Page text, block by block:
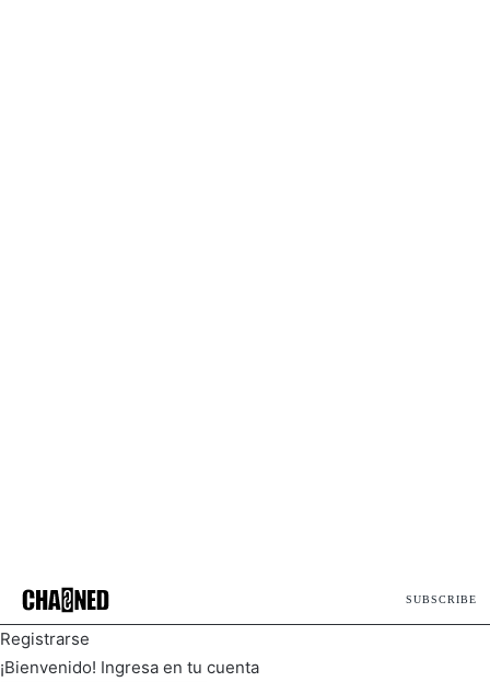
SUBSCRIBE
Registrarse
¡Bienvenido! Ingresa en tu cuenta